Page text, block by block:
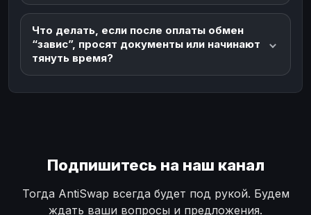
Что делать, если после оплаты обмен
“завис”, просят документы или начинают
тянуть время?
Подпишитесь на наш канал
Тогда AntiSwap всегда будет под рукой. Будем
ждать ваши вопросы и предложения.